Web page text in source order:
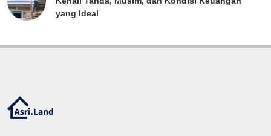
yang Ideal